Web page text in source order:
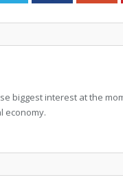
biggest interest at the
economy.